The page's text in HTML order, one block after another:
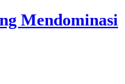
Mendominasi